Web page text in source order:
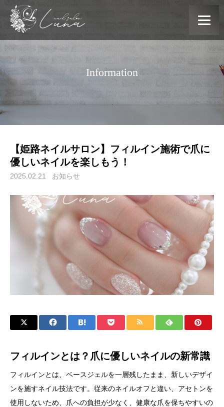
Information
【姫路ネイルサロン】フィルイン施術で爪に
優しいネイルを楽しもう！
2025.02.21 お知らせ
フィルインとは？爪に優しいネイルの新常識
フィルインとは、ベースジェルを一層残したまま、新しいデザイ
ンを施すネイル技法です。従来のネイルオフと違い、アセトンを
使用しないため、爪への負担が少なく、健康な爪を保ちやすいの